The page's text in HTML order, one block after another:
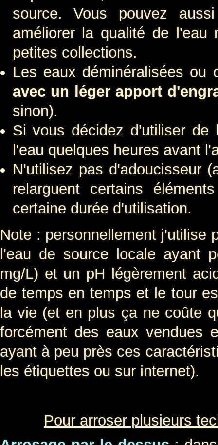
source. Vous pouvez
améliorer la qualité de l'eau
petites collections.
Les eaux déminéralisées
avec un léger apport
sinon).
Si vous décidez d'utiliser de
l'eau quelques heures avant
N'utilisez pas d'adoucisseur
relarguent certains
certaine durée d'utilisation.
Note : personnellement j'utilise
l'eau de source locale ayant
mg/L) et un pH légèrement
de temps en temps et le tour
la vie (et en plus ça ne coûte
forcément des eaux vendues
ayant à peu près ces
les étiquettes ou sur internet).
Pour arroser plusieurs